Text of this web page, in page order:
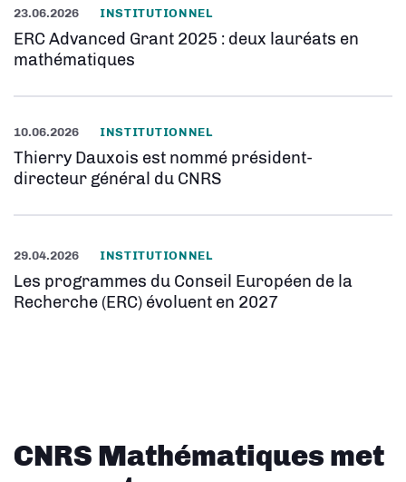
23.06.2026 INSTITUTIONNEL
ERC Advanced Grant 2025 : deux lauréats en
mathématiques
10.06.2026 INSTITUTIONNEL
Thierry Dauxois est nommé président-
directeur général du CNRS
29.04.2026 INSTITUTIONNEL
Les programmes du Conseil Européen de la
Recherche (ERC) évoluent en 2027
CNRS Mathématiques met